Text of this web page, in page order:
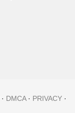
· DMCA· PRIVACY ·